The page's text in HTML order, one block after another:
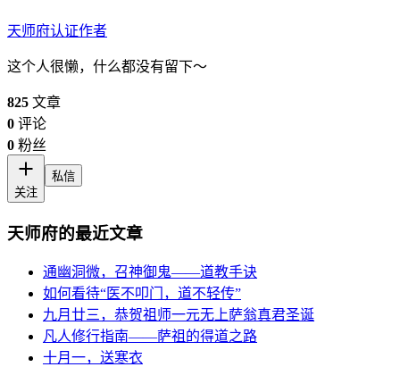
天师府认证作者
这个人很懒，什么都没有留下～
825 文章
0 评论
0 粉丝
关注
私信
天师府的最近文章
通幽洞微，召神御鬼——道教手诀
如何看待“医不叩门，道不轻传”
九月廿三，恭贺祖师一元无上萨翁真君圣诞
凡人修行指南——萨祖的得道之路
十月一，送寒衣